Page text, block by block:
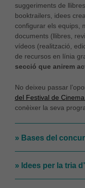
suggeriments de
booktrailers, idees
configurar els equips,
documents (llibres,
vídeos (realització,
de recursos en línia
secció que anirem
No deixeu passar
del Festival de
conèixer la seva
» Bases del
» Idees per la tria